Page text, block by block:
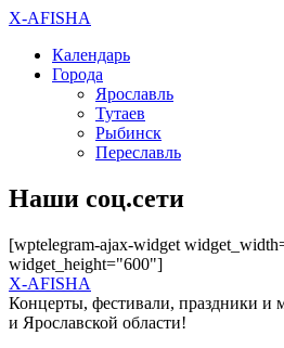
X-AFISHA
Календарь
Города
Ярославль
Тутаев
Рыбинск
Переславль
Наши соц.сети
[wptelegram-ajax-widget
widget_height="600"]
X-AFISHA
Концерты, фестивали, праздники и
и Ярославской области!